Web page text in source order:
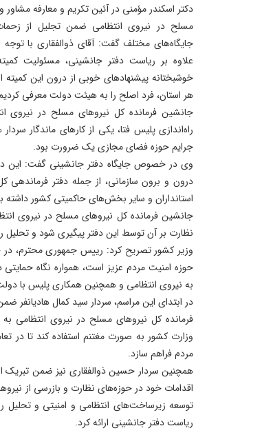
دکتر اسکندر مؤمنی در آئین تکریم و معارفه
مسلح در نیروی انتظامی ضمن تجلیل از
جایگاه‌های مختلف گفت: آقای ذوالفقاری با
علاوه بر ریاست دفتر جانشینی، مسئولیت
خوشبختانه پیشنهادهای خوبی از درون این کمیته
هر استان، فرد اصلح را به هیئت دولت معرفی
جانشین فرمانده کل نیروهای مسلح در نیروی
راه‌اندازی پلیس فتا، یکی از کارهای ماندگار
جرایم حوزه فضای مجازی یک ضرورت بود.
وی در خصوص جایگاه دفتر جانشینی گفت: این
درون و برون سازمانی، از جمله دفتر فرماندهی
استانداران و سایر بخش‌های حاکمیتی کشور داشته
جانشین فرمانده کل نیروهای مسلح در نیروی
نظارت بر آن توسط این دفتر پیگیری شود و تحلیل
وزیر کشور تصریح کرد: رییس جمهوری محترم،
حوزه امنیت مردم عزیز است، همواره نگاه
به نیروی انتظامی و همچنین همکاری پلیس با
در ابتدای این مراسم، سردار سید کمال
فرمانده کل نیروهای مسلح در نیروی انتظامی
وزارت کشور به صورت مغتنم استفاده کند تا در
مردم فراهم سازد.
همچنین سردار حسین ذوالفقاری نیز ضمن تبریک
اقدامات خود در حوزه‌های نظارت و بازرسی از
توسعه زیرساخت‌های انتظامی و امنیتی و
ریاست دفتر جانشینی ارائه کرد.